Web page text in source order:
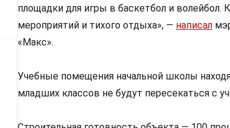
площадки для игры в баскетбол и волейбол.
мероприятий и тихого отдыха», — написал
«Макс».
Учебные помещения начальной школы
младших классов не будут пересекаться с